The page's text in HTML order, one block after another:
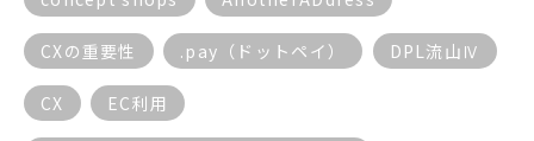
CXの重要性 .pay（ドットペイ） DPL流山Ⅳ
CX EC利用